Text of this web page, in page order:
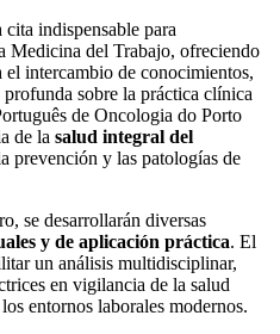
indispensable para
Medicina del Trabajo, ofreciendo
el intercambio de conocimientos,
sobre la práctica clínica
de Oncologia do Porto
de la salud integral del
prevención y las patologías de
se desarrollarán diversas
y de aplicación práctica. El
un análisis multidisciplinar,
en vigilancia de la salud
entornos laborales modernos.